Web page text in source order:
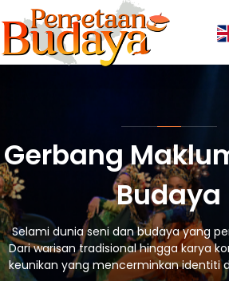
Gerbang
Budaya
Selami dunia seni dan budaya yang
Dari warisan tradisional hingga karya
keunikan yang mencerminkan identiti